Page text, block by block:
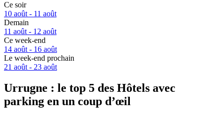
Ce soir
10 août - 11 août
Demain
11 août - 12 août
Ce week-end
14 août - 16 août
Le week-end prochain
21 août - 23 août
Urrugne : le top 5 des Hôtels avec
parking en un coup d’œil